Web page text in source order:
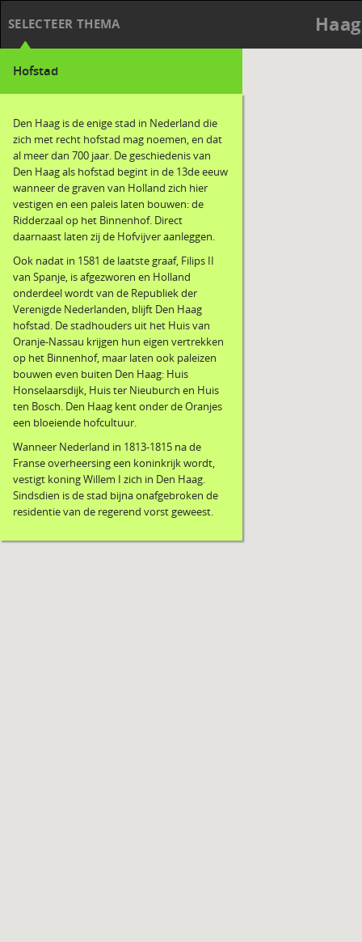
SELECTEER THEMA
Hofstad
Den Haag is de enige stad in Nederland die
zich met recht hofstad mag noemen, en dat
al meer dan 700 jaar. De geschiedenis van
Den Haag als hofstad begint in de 13de eeuw
wanneer de graven van Holland zich hier
vestigen en een paleis laten bouwen: de
Ridderzaal op het Binnenhof. Direct
daarnaast laten zij de Hofvijver aanleggen.
Ook nadat in 1581 de laatste graaf, Filips II
van Spanje, is afgezworen en Holland
onderdeel wordt van de Republiek der
Verenigde Nederlanden, blijft Den Haag
hofstad. De stadhouders uit het Huis van
Oranje-Nassau krijgen hun eigen vertrekken
op het Binnenhof, maar laten ook paleizen
bouwen even buiten Den Haag: Huis
Honselaarsdijk, Huis ter Nieuburch en Huis
ten Bosch. Den Haag kent onder de Oranjes
een bloeiende hofcultuur.
Wanneer Nederland in 1813-1815 na de
Franse overheersing een koninkrijk wordt,
vestigt koning Willem I zich in Den Haag.
Sindsdien is de stad bijna onafgebroken de
residentie van de regerend vorst geweest.